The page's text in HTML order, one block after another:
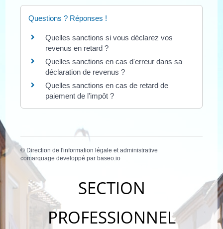
Questions ? Réponses !
Quelles sanctions si vous déclarez vos
revenus en retard ?
Quelles sanctions en cas d'erreur dans sa
déclaration de revenus ?
Quelles sanctions en cas de retard de
paiement de l'impôt ?
© Direction de l'information légale et administrative
comarquage developpé parbaseo.io
SECTION
PROFESSIONNEL